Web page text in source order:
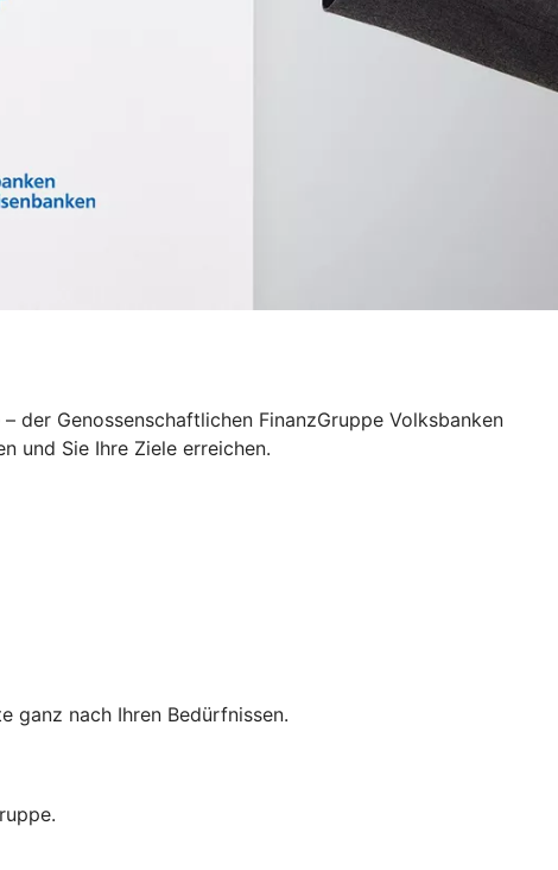
der Genossenschaftlichen FinanzGruppe Volksbanken
und Sie Ihre Ziele erreichen.
ganz nach Ihren Bedürfnissen.